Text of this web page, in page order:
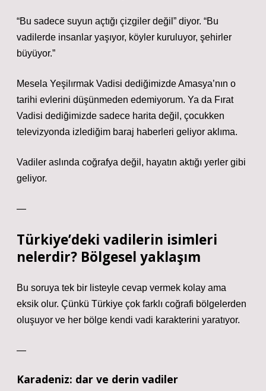
“Bu sadece suyun açtığı çizgiler değil” diyor. “Bu
vadilerde insanlar yaşıyor, köyler kuruluyor, şehirler
büyüyor.”
Mesela Yeşilırmak Vadisi dediğimizde Amasya’nın o
tarihi evlerini düşünmeden edemiyorum. Ya da Fırat
Vadisi dediğimizde sadece harita değil, çocukken
televizyonda izlediğim baraj haberleri geliyor aklıma.
Vadiler aslında coğrafya değil, hayatın aktığı yerler gibi
geliyor.
—
Türkiye’deki vadilerin isimleri
nelerdir? Bölgesel yaklaşım
Bu soruya tek bir listeyle cevap vermek kolay ama
eksik olur. Çünkü Türkiye çok farklı coğrafi bölgelerden
oluşuyor ve her bölge kendi vadi karakterini yaratıyor.
—
Karadeniz: dar ve derin vadiler